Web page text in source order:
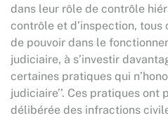
dans leur rôle de contrôle
contrôle et d’inspection,
de pouvoir dans le
judiciaire, à s’investir
certaines pratiques qui
judiciaire’’. Ces pratiques
délibérée des infractions